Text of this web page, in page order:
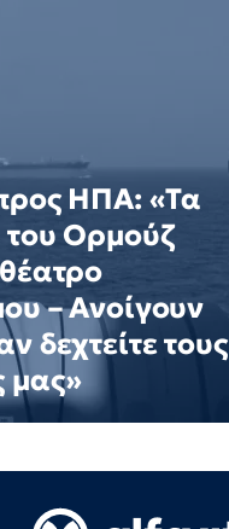
ΗΠΑ: «Τα
του Ορμούζ
– Ανοίγουν
δεχτείτε τους
μας»